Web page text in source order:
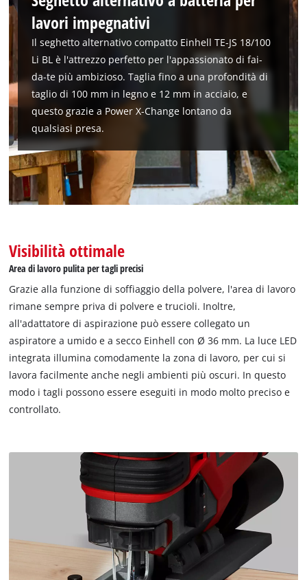
Abbiamo bisogno del vostro permesso
per caricare Google Maps!
This content is not permitted to load due
to trackers that are not disclosed to the
to the list of technologies used.
Powered by
Management Platform
lavori impegnativi
Il seghetto alternativo compatto Einhell TE-JS 18/100
Li BL è l'attrezzo perfetto per l'appassionato di fai-
da-te più ambizioso. Taglia fino a una profondità di
taglio di 100 mm in legno e 12 mm in acciaio, e
questo grazie a Power X-Change lontano da
qualsiasi presa.
Visibilità ottimale
Area di lavoro pulita per tagli precisi
Grazie alla funzione di soffiaggio della polvere, l'area di lavoro
rimane sempre priva di polvere e trucioli. Inoltre,
all'adattatore di aspirazione può essere collegato un
aspiratore a umido e a secco Einhell con Ø 36 mm. La luce LED
integrata illumina comodamente la zona di lavoro, per cui si
lavora facilmente anche negli ambienti più oscuri. In questo
modo i tagli possono essere eseguiti in modo molto preciso e
controllato.